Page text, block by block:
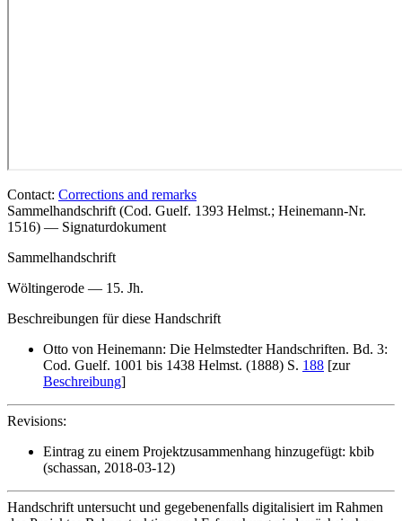
Contact: Corrections and remarks
Sammelhandschrift (Cod. Guelf. 1393 Helmst.; Heinemann-Nr.
1516) — Signaturdokument
Sammelhandschrift
Wöltingerode — 15. Jh.
Beschreibungen für diese Handschrift
Otto von Heinemann: Die Helmstedter Handschriften. Bd. 3:
Cod. Guelf. 1001 bis 1438 Helmst. (1888) S. 188 [zur
Beschreibung]
Revisions:
Eintrag zu einem Projektzusammenhang hinzugefügt: kbib
(schassan, 2018-03-12)
Handschrift untersucht und gegebenenfalls digitalisiert im Rahmen